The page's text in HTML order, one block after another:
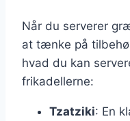
Når du serverer
at tænke på
hvad du kan
frikadellerne:
Tzatziki: En